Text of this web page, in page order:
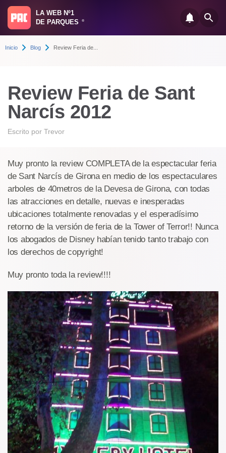
LA WEB Nº1
DE PARQUES
®
Inicio Blog Review Feria de...
Review Feria de Sant
Narcís 2012
Escrito por Trevor
Muy pronto la review COMPLETA de la espectacular feria
de Sant Narcís de Girona en medio de los espectaculares
arboles de 40metros de la Devesa de Girona, con todas
las atracciones en detalle, nuevas e inesperadas
ubicaciones totalmente renovadas y el esperadísimo
retorno de la versión de feria de la Tower of Terror!! Nunca
los abogados de Disney habían tenido tanto trabajo con
los derechos de copyright!
Muy pronto toda la review!!!!